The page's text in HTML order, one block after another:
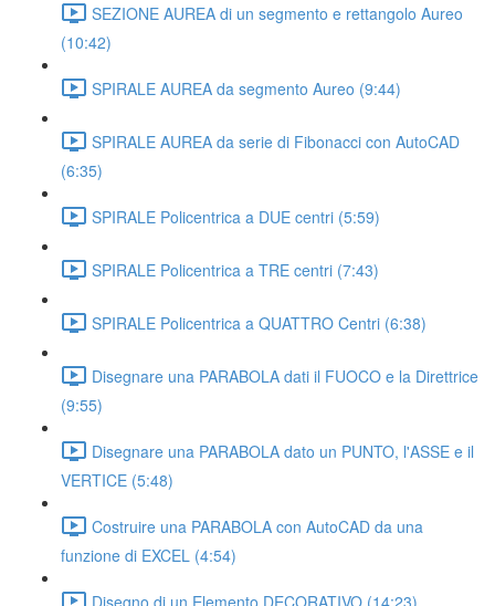
SEZIONE AUREA di un segmento e rettangolo Aureo
(10:42)
SPIRALE AUREA da segmento Aureo (9:44)
SPIRALE AUREA da serie di Fibonacci con AutoCAD
(6:35)
SPIRALE Policentrica a DUE centri (5:59)
SPIRALE Policentrica a TRE centri (7:43)
SPIRALE Policentrica a QUATTRO Centri (6:38)
Disegnare una PARABOLA dati il FUOCO e la Direttrice
(9:55)
Disegnare una PARABOLA dato un PUNTO, l'ASSE e il
VERTICE (5:48)
Costruire una PARABOLA con AutoCAD da una
funzione di EXCEL (4:54)
Disegno di un Elemento DECORATIVO (14:23)